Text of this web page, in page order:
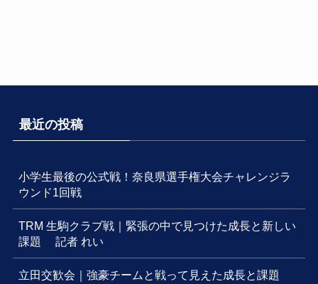
最近の投稿
小学生最後の公式戦！奈良県選手権大会チャレンジラ
ウンド1回戦
TRM 生駒クラブ戦｜緊張の中で見つけた成長と新しい
課題 記者 れい
立田交歓会｜強豪チームと戦って見えた成長と課題